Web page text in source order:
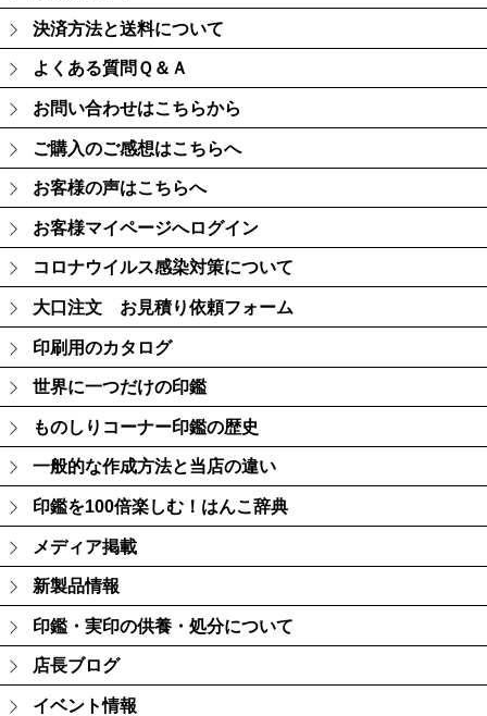
決済方法と送料について
よくある質問Ｑ＆Ａ
お問い合わせはこちらから
ご購入のご感想はこちらへ
お客様の声はこちらへ
お客様マイページへログイン
コロナウイルス感染対策について
大口注文 お見積り依頼フォーム
印刷用のカタログ
世界に一つだけの印鑑
ものしりコーナー印鑑の歴史
一般的な作成方法と当店の違い
印鑑を100倍楽しむ！はんこ辞典
メディア掲載
新製品情報
印鑑・実印の供養・処分について
店長ブログ
イベント情報